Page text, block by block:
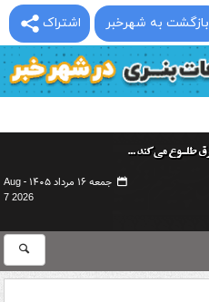
اشتراک بازگشت به شهرخبر